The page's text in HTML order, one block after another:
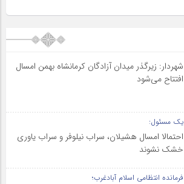
شهردار: زیرگذر میدان آزادگان کرمانشاه بهمن امسال
افتتاح می‌شود
یک مسئول:
احتمالا امسال هشیلان، سراب نیلوفر و سراب یاوری
خشک نشوند
فرمانده انتظامی اسلام آبادغرب؛